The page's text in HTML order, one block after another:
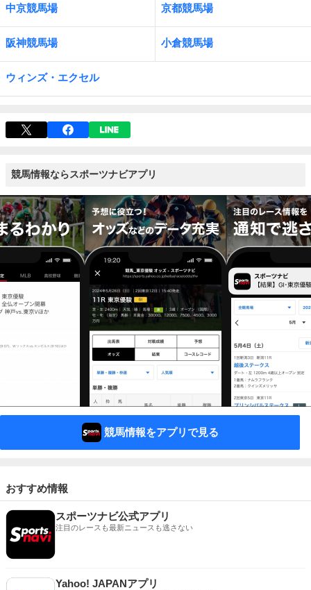
中京競馬場 京都競馬場
阪神競馬場 小倉競馬場
ウィンズ・エクセル
競馬情報ならスポーツナビアプリ
競馬情報をアプリで見る
おすすめ情報
スポーツナビ公式アプリ
注目のレースも最新ニュースも逃さない
Yahoo! JAPANアプリ